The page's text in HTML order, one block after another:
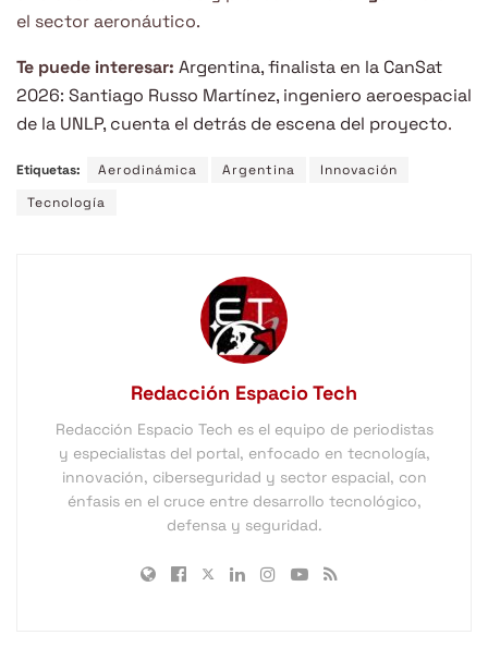
el sector aeronáutico.
Te puede interesar: Argentina, finalista en la CanSat
2026: Santiago Russo Martínez, ingeniero aeroespacial
de la UNLP, cuenta el detrás de escena del proyecto.
Etiquetas: Aerodinámica Argentina
Innovación
Tecnología
Redacción Espacio Tech
Redacción Espacio Tech es el equipo de periodistas
y especialistas del portal, enfocado en tecnología,
innovación, ciberseguridad y sector espacial, con
énfasis en el cruce entre desarrollo tecnológico,
defensa y seguridad.